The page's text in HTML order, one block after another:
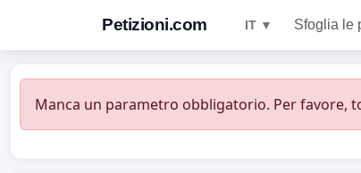
Petizioni.com IT ▼ Sfoglia le
Manca un parametro obbligatorio. Per favore,